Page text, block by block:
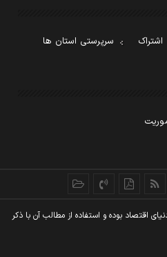
اشتراک
سرپرستی استان ها
اقتصاد بوده و استفاده از مطالب آن با ذکر